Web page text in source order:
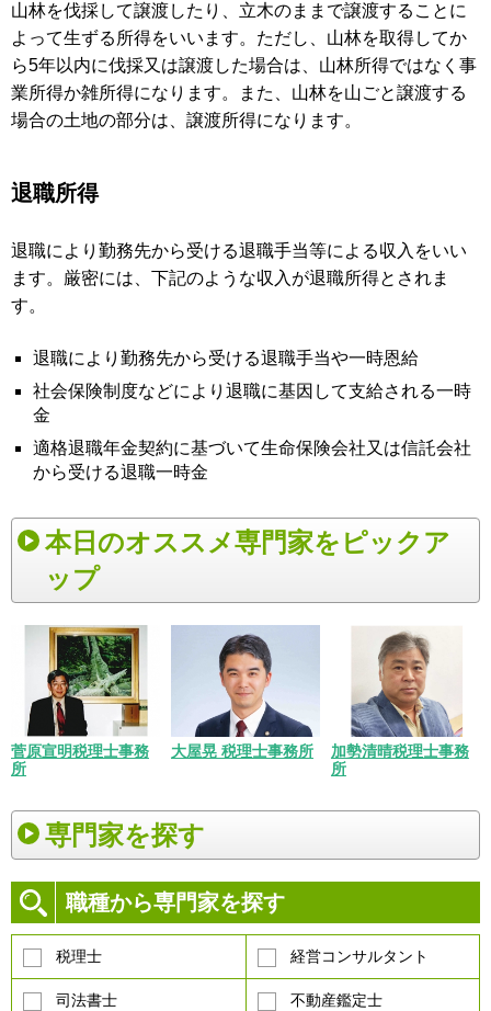
山林を伐採して譲渡したり、立木のままで譲渡することに
よって生ずる所得をいいます。ただし、山林を取得してか
ら5年以内に伐採又は譲渡した場合は、山林所得ではなく事
業所得か雑所得になります。また、山林を山ごと譲渡する
場合の土地の部分は、譲渡所得になります。
退職所得
退職により勤務先から受ける退職手当等による収入をいい
ます。厳密には、下記のような収入が退職所得とされま
す。
退職により勤務先から受ける退職手当や一時恩給
社会保険制度などにより退職に基因して支給される一時
金
適格退職年金契約に基づいて生命保険会社又は信託会社
から受ける退職一時金
本日のオススメ専門家をピックア
ップ
菅原宣明税理士事務
所
大屋晃 税理士事務所
加勢清晴税理士事務
所
専門家を探す
職種から専門家を探す
税理士 経営コンサルタント
司法書士 不動産鑑定士